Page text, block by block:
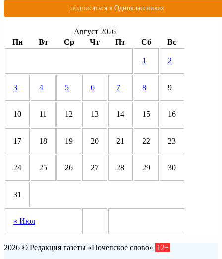
подписаться в Одноклассниках
Август 2026
Пн
Вт Ср Чт Пт Сб Вс
« Июл
1 2
3 4 5 6 7 8 9
10 11 12 13 14 15 16
17 18 19 20 21 22 23
24 25 26 27 28 29 30
31
2026 © Редакция газеты «Почепское слово» 12+